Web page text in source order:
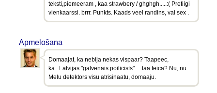
teksti,piemeeram , kaa strawbery / ghghgh.....:( Pretiigi
vienkaarssi. brrr. Punkts. Kaads veel randins, vai sex .
Apmelošana
Domaajat, ka nebija nekas vispaar? Taapeec,
ka...Latvijas "galvenais poilicists".... taa teica? Nu, nu...
Melu detektors visu atrisinaatu, domaaju.